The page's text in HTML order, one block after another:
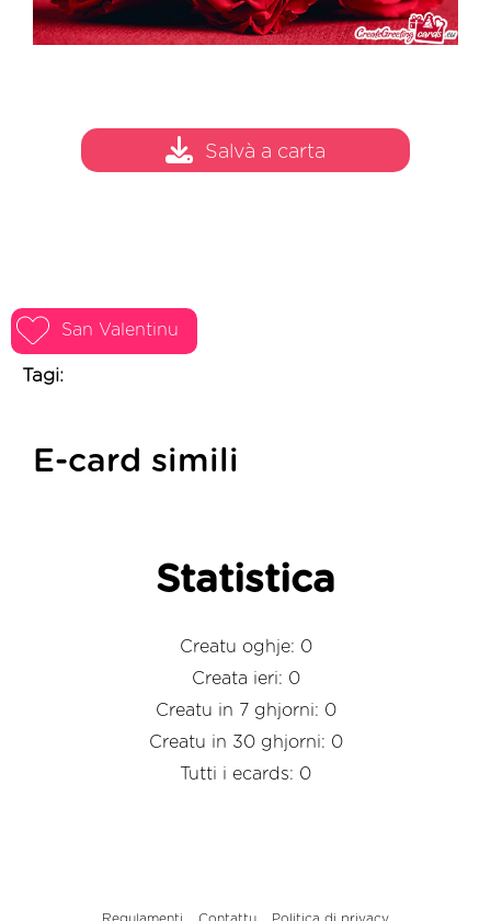
San Valentinu
Tagi:
Salvà a carta
E-card simili
Statistica
Creatu oghje: 0
Creata ieri: 0
Creatu in 7 ghjorni: 0
Creatu in 30 ghjorni: 0
Tutti i ecards: 0